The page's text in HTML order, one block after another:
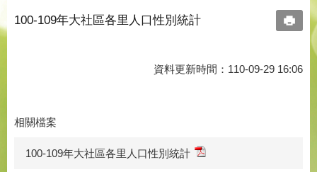
100-109年大社區各里人口性別統計
資料更新時間：110-09-29 16:06
相關檔案
100-109年大社區各里人口性別統計